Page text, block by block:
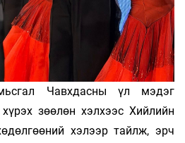
Чавхдасны үл мэдэг
зөөлөн хэлхээс Хийлийн
хэлээр тайлж, эрч